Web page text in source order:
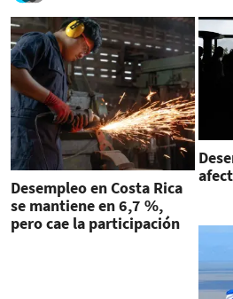
Desempleo en Costa Rica
se mantiene en 6,7 %,
pero cae la participación